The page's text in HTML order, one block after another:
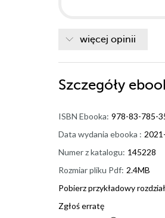
więcej opinii
Szczegóły
ISBN Ebooka: 978-83-785-
Data wydania ebooka :
Numer z katalogu: 145228
Rozmiar pliku Pdf: 2.4MB
Pobierz przykładowy
Zgłoś erratę